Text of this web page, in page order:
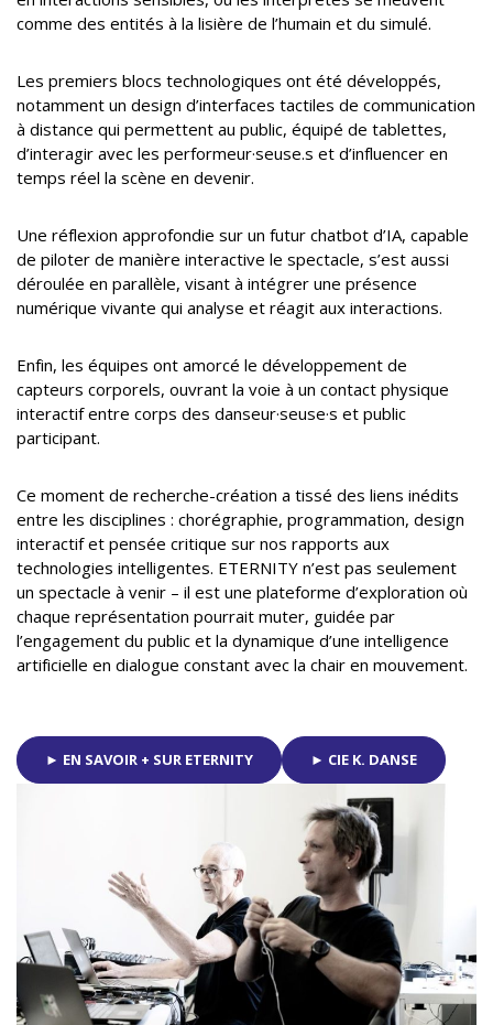
comme des entités à la lisière de l’humain et du simulé.
Les premiers blocs technologiques ont été développés,
notamment un design d’interfaces tactiles de communication
à distance qui permettent au public, équipé de tablettes,
d’interagir avec les performeur·seuse.s et d’influencer en
temps réel la scène en devenir.
Une réflexion approfondie sur un futur chatbot d’IA, capable
de piloter de manière interactive le spectacle, s’est aussi
déroulée en parallèle, visant à intégrer une présence
numérique vivante qui analyse et réagit aux interactions.
Enfin, les équipes ont amorcé le développement de
capteurs corporels, ouvrant la voie à un contact physique
interactif entre corps des danseur·seuse·s et public
participant.
Ce moment de recherche-création a tissé des liens inédits
entre les disciplines : chorégraphie, programmation, design
interactif et pensée critique sur nos rapports aux
technologies intelligentes. ETERNITY n’est pas seulement
un spectacle à venir – il est une plateforme d’exploration où
chaque représentation pourrait muter, guidée par
l’engagement du public et la dynamique d’une intelligence
artificielle en dialogue constant avec la chair en mouvement.
► EN SAVOIR + SUR ETERNITY ► CIE K. DANSE